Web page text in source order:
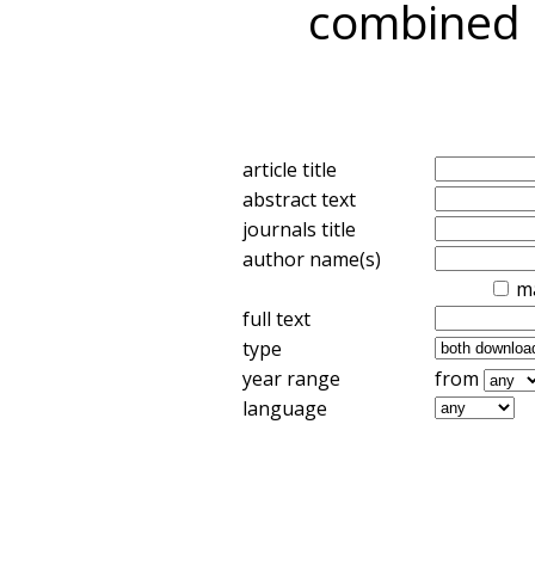
combined
article title
abstract text
journals title
author name(s)
full text
type
year range
from
language